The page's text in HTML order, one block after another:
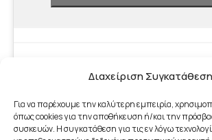
Διαχείριση
Για να παρέχουμε την καλύτερη εμπειρία,
όπως cookies για την αποθήκευση ή/και την
συσκευών. Η συγκατάθεση για τις εν λόγω